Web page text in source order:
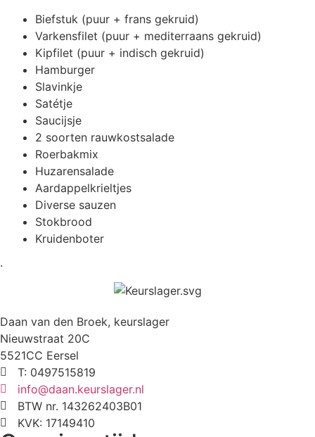
Biefstuk (puur + frans gekruid)
Varkensfilet (puur + mediterraans gekruid)
Kipfilet (puur + indisch gekruid)
Hamburger
Slavinkje
Satétje
Saucijsje
2 soorten rauwkostsalade
Roerbakmix
Huzarensalade
Aardappelkrieltjes
Diverse sauzen
Stokbrood
Kruidenboter
.
Daan van den Broek, keurslager
Nieuwstraat 20C
5521CC Eersel
T: 0497515819
info@daan.keurslager.nl
BTW nr. 143262403B01
KVK: 17149410